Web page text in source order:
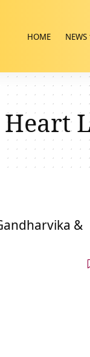
HOME NEWS
Heart
&